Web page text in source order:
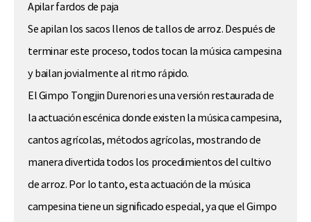
Apilar fardos de paja
Se apilan los sacos llenos de tallos de arroz. Después de
terminar este proceso, todos tocan la música campesina
y bailan jovialmente al ritmo rápido.
El Gimpo Tongjin Durenori es una versión restaurada de
la actuación escénica donde existen la música campesina,
cantos agrícolas, métodos agrícolas, mostrando de
manera divertida todos los procedimientos del cultivo
de arroz. Por lo tanto, esta actuación de la música
campesina tiene un significado especial, ya que el Gimpo